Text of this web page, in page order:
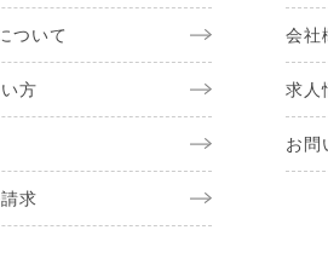
ついて
方
求
会社
求人
お問